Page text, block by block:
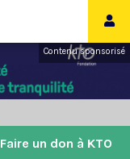
Contenu sponsorisé
Faire un don à KTO